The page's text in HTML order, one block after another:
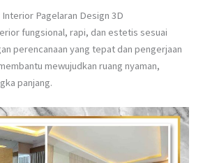
Interior Pagelaran Design 3D
fungsional, rapi, dan estetis sesuai
perencanaan yang tepat dan pengerjaan
mewujudkan ruang nyaman,
panjang.